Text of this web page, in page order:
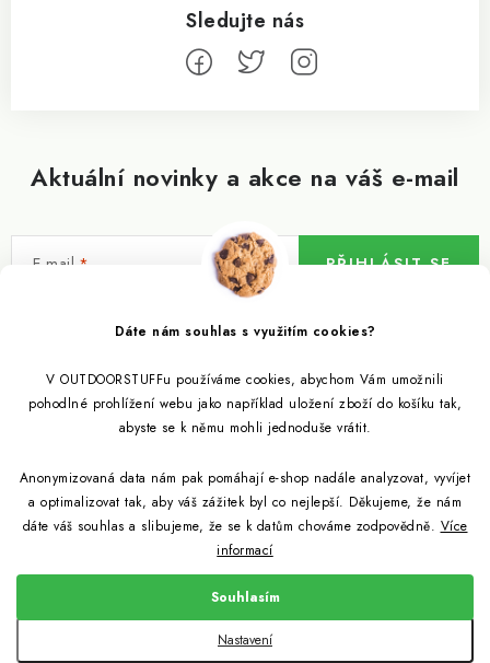
Dáte nám souhlas s využitím cookies?
V OUTDOORSTUFFu používáme cookies, abychom Vám umožnili
pohodlné prohlížení webu jako například uložení zboží do košíku tak,
abyste se k němu mohli jednoduše vrátit.
Anonymizovaná data nám pak pomáhají e-shop nadále analyzovat, vyvíjet
a optimalizovat tak, aby váš zážitek byl co nejlepší. Děkujeme, že nám
dáte váš souhlas a slibujeme, že se k datům chováme zodpovědně. Více
informací
Nastavení
Souhlasím
Aktuální novinky a akce na váš e-mail
E-mail
Vložením e-mailu souhlasíte spodmínkami ochrany osobních údajů
PŘIHLÁSIT SE
Informace pro vás
Věrnostní program
Reklamace
Citronela a její účinky
Binchotan a jeho čistící vlastnosti
Outdoor poradna
Udržitelně a s přírodou
Snažíme se co nejlépe jak pro zákazníky, tak pro přírodu
Outdoorstuff.cz. Všechna práva vyhrazena.